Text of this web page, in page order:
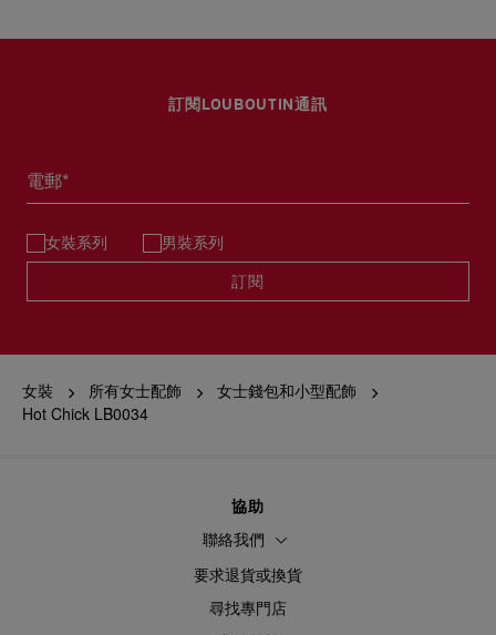
訂閱LOUBOUTIN通訊
電郵*
女裝系列 男裝系列
訂閱
女裝 所有女士配飾
女士錢包和小型配飾
Hot Chick LB0034
協助
聯絡我們
要求退貨或換貨
尋找專門店